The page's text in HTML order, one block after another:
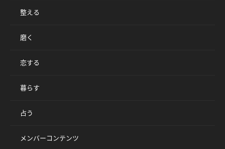
整える
磨く
恋する
暮らす
占う
メンバーコンテンツ